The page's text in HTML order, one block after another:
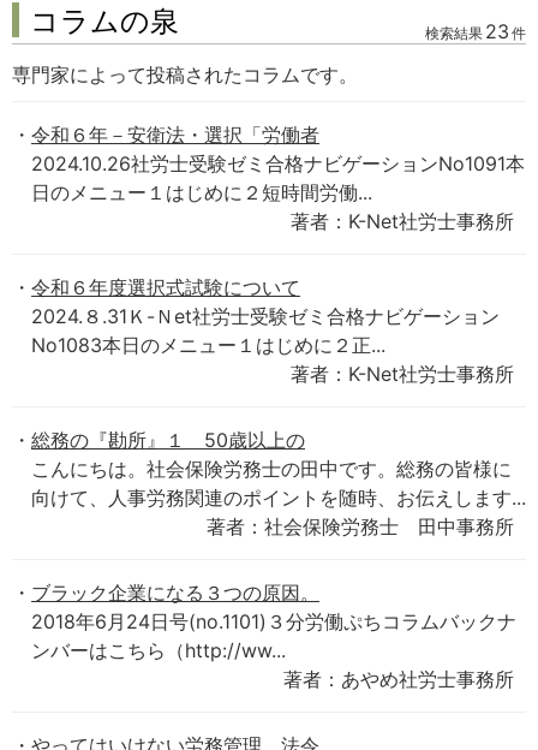
コラムの泉 検索結果 23 件
専門家によって投稿されたコラムです。
令和６年－安衛法・選択「労働者
2024.10.26社労士受験ゼミ合格ナビゲーションNo1091本
日のメニュー１はじめに２短時間労働...
著者：K-Net社労士事務所
令和６年度選択式試験について
2024.８.31Ｋ-Ｎet社労士受験ゼミ合格ナビゲーション
No1083本日のメニュー１はじめに２正...
著者：K-Net社労士事務所
総務の『勘所』１ 50歳以上の
こんにちは。社会保険労務士の田中です。総務の皆様に
向けて、人事労務関連のポイントを随時、お伝えします...
著者：社会保険労務士 田中事務所
ブラック企業になる３つの原因。
2018年6月24日号(no.1101)３分労働ぷちコラムバックナ
ンバーはこちら（http://ww...
著者：あやめ社労士事務所